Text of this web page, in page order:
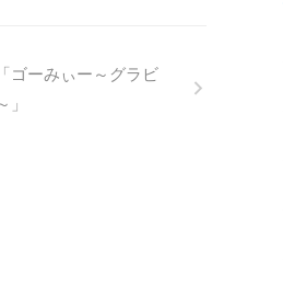
ゴーみぃー～グラビ